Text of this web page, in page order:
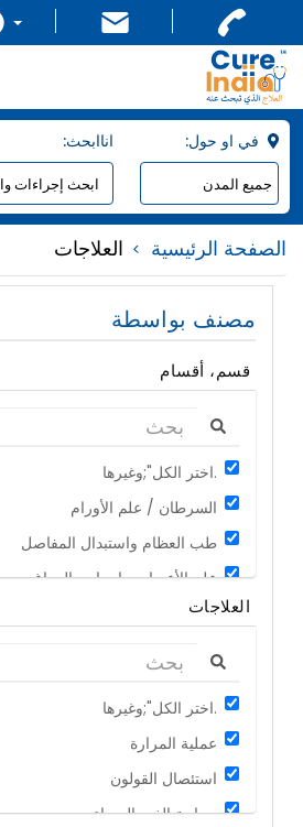
:اناابحث
الصفحة الرئيسية العلاجات
مصنف بواسطة
قسم، أقسام
اختر الكل";وغيرها.
السرطان / علم الأورام
طب العظام واستبدال المفاصل
علم الأعصاب وامراض الدماغ
طب الاذن والحنجرة والانف
طب العيون / العناية بالعيون
علم الامراض النسائية
طب القلب و جراحة القلب والصدر
زراعة الاعضاء
العلاجات
اختر الكل";وغيرها.
عملية المرارة
استئصال القولون
جراحة الغدد الصماء